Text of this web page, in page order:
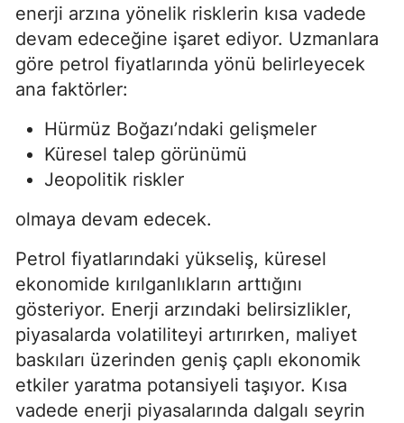
enerji arzına yönelik risklerin kısa vadede
devam edeceğine işaret ediyor. Uzmanlara
göre petrol fiyatlarında yönü belirleyecek
ana faktörler:
Hürmüz Boğazı’ndaki gelişmeler
Küresel talep görünümü
Jeopolitik riskler
olmaya devam edecek.
Petrol fiyatlarındaki yükseliş, küresel
ekonomide kırılganlıkların arttığını
gösteriyor. Enerji arzındaki belirsizlikler,
piyasalarda volatiliteyi artırırken, maliyet
baskıları üzerinden geniş çaplı ekonomik
etkiler yaratma potansiyeli taşıyor. Kısa
vadede enerji piyasalarında dalgalı seyrin